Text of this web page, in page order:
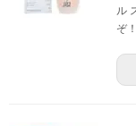
ル
ぞ